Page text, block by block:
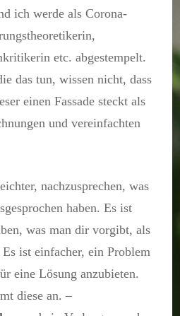
ich werde als Corona-
etc. abgestempelt.
das tun, wissen nicht, dass
einen Fassade steckt als
und vereinfachten
nachzusprechen, was
haben. Es ist
was man dir vorgibt, als
ist einfacher, ein Problem
eine Lösung anzubieten.
diese an. –